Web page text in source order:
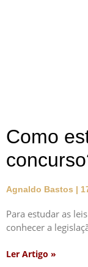
Como
Agnaldo Bastos
Para estudar as
conhecer a
Ler Artigo »